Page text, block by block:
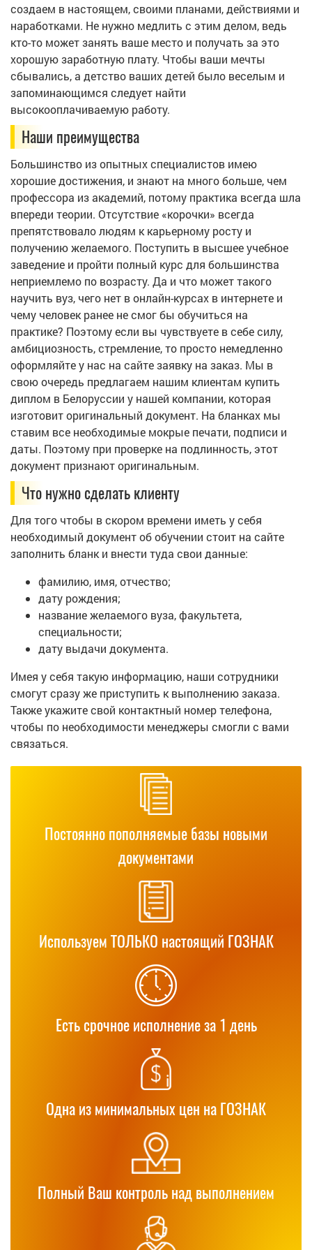
создаем в настоящем, своими планами, действиями и
наработками. Не нужно медлить с этим делом, ведь
кто-то может занять ваше место и получать за это
хорошую заработную плату. Чтобы ваши мечты
сбывались, а детство ваших детей было веселым и
запоминающимся следует найти
высокооплачиваемую работу.
Наши преимущества
Большинство из опытных специалистов имею
хорошие достижения, и знают на много больше, чем
профессора из академий, потому практика всегда шла
впереди теории. Отсутствие «корочки» всегда
препятствовало людям к карьерному росту и
получению желаемого. Поступить в высшее учебное
заведение и пройти полный курс для большинства
неприемлемо по возрасту. Да и что может такого
научить вуз, чего нет в онлайн-курсах в интернете и
чему человек ранее не смог бы обучиться на
практике? Поэтому если вы чувствуете в себе силу,
амбициозность, стремление, то просто немедленно
оформляйте у нас на сайте заявку на заказ. Мы в
свою очередь предлагаем нашим клиентам купить
диплом в Белоруссии у нашей компании, которая
изготовит оригинальный документ. На бланках мы
ставим все необходимые мокрые печати, подписи и
даты. Поэтому при проверке на подлинность, этот
документ признают оригинальным.
Что нужно сделать клиенту
Для того чтобы в скором времени иметь у себя
необходимый документ об обучении стоит на сайте
заполнить бланк и внести туда свои данные:
фамилию, имя, отчество;
дату рождения;
название желаемого вуза, факультета,
специальности;
дату выдачи документа.
Имея у себя такую информацию, наши сотрудники
смогут сразу же приступить к выполнению заказа.
Также укажите свой контактный номер телефона,
чтобы по необходимости менеджеры смогли с вами
связаться.
Постоянно пополняемые базы новыми
документами
Используем ТОЛЬКО настоящий ГОЗНАК
Есть срочное исполнение за 1 день
Одна из минимальных цен на ГОЗНАК
Полный Ваш контроль над выполнением